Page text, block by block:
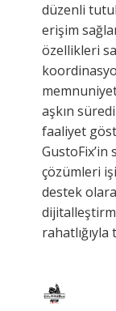
düzenli
erişim
özellikleri
aşkın
faaliyet
GustoFix’in
çözümleri
destek